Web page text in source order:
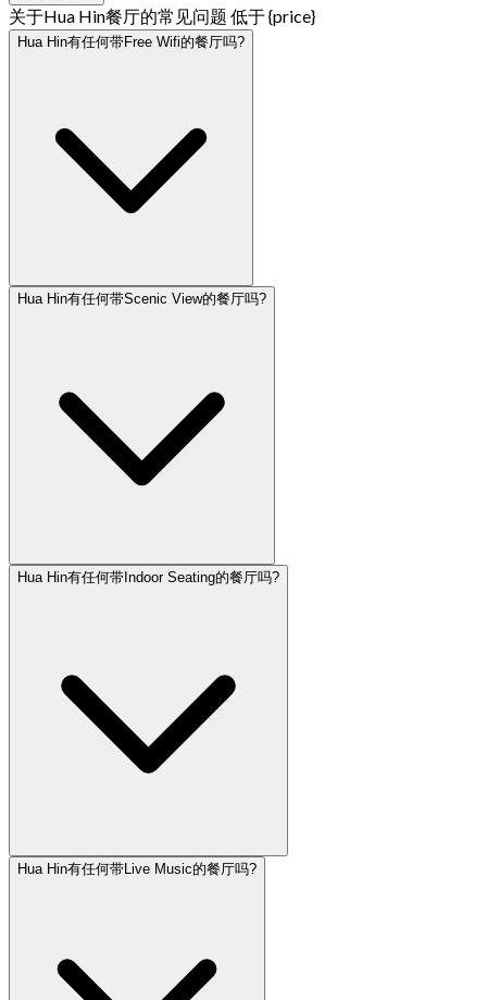
关于Hua Hin餐厅的常见问题 低于 {price}
Hua Hin有任何带Free Wifi的餐厅吗?
Hua Hin有任何带Scenic View的餐厅吗?
Hua Hin有任何带Indoor Seating的餐厅吗?
Hua Hin有任何带Live Music的餐厅吗?